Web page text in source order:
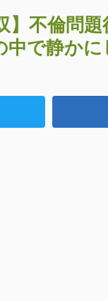
】不倫問
中で静か